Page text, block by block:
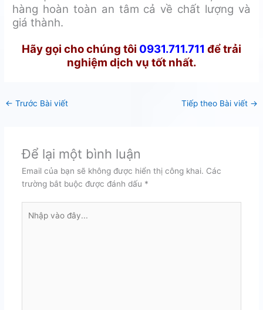
hàng hoàn toàn an tâm cả về chất lượng và
giá thành.
Hãy gọi cho chúng tôi 0931.711.711 để trải
nghiệm dịch vụ tốt nhất.
← Trước Bài viết Tiếp theo Bài viết →
Để lại một bình luận
Email của bạn sẽ không được hiển thị công khai. Các
trường bắt buộc được đánh dấu *
vào